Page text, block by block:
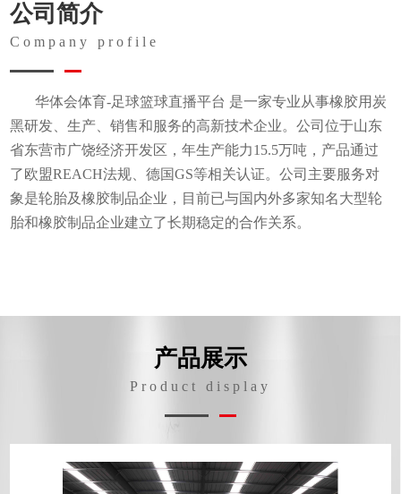
公司简介
Company profile
华体会体育-足球篮球直播平台 是一家专业从事橡胶用炭
黑研发、生产、销售和服务的高新技术企业。公司位于山东
省东营市广饶经济开发区，年生产能力15.5万吨，产品通过
了欧盟REACH法规、德国GS等相关认证。公司主要服务对
象是轮胎及橡胶制品企业，目前已与国内外多家知名大型轮
胎和橡胶制品企业建立了长期稳定的合作关系。
产品展示
Product display